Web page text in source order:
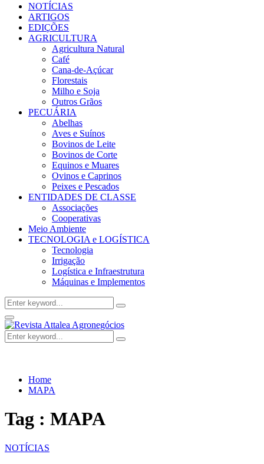
NOTÍCIAS
ARTIGOS
EDIÇÕES
AGRICULTURA
Agricultura Natural
Café
Cana-de-Açúcar
Florestais
Milho e Soja
Outros Grãos
PECUÁRIA
Abelhas
Aves e Suínos
Bovinos de Leite
Bovinos de Corte
Equinos e Muares
Ovinos e Caprinos
Peixes e Pescados
ENTIDADES DE CLASSE
Associações
Cooperativas
Meio Ambiente
TECNOLOGIA e LOGÍSTICA
Tecnologia
Irrigação
Logística e Infraestrutura
Máquinas e Implementos
Search
for:
Search
Facebook
Twitter
Instagram
Linkedin
Youtube
Email
Primary
Menu
Search
for:
Search
Home
MAPA
Tag : MAPA
NOTÍCIAS